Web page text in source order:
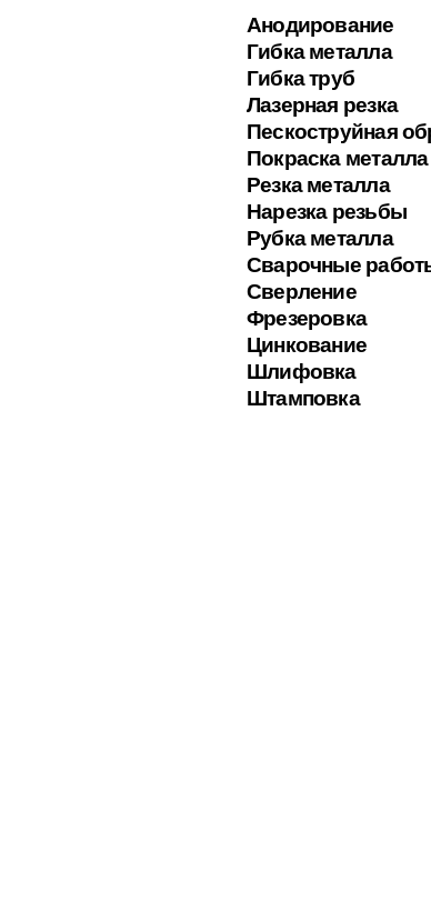
Анодирование
Гибка металла
Гибка труб
Лазерная резка
Пескоструйная
Покраска металла
Резка металла
Нарезка резьбы
Рубка металла
Сварочные
Сверление
Фрезеровка
Цинкование
Шлифовка
Штамповка